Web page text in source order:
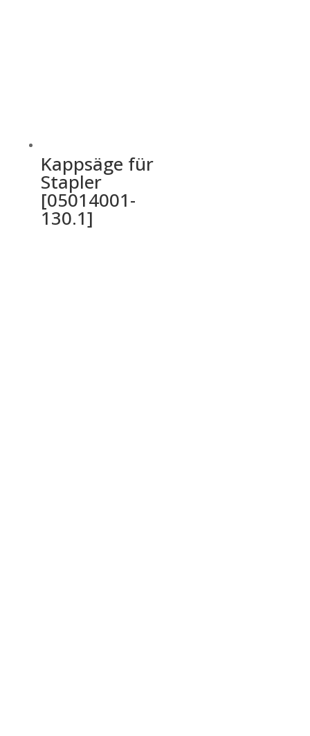
Kappsäge für
Stapler
[05014001-
130.1]